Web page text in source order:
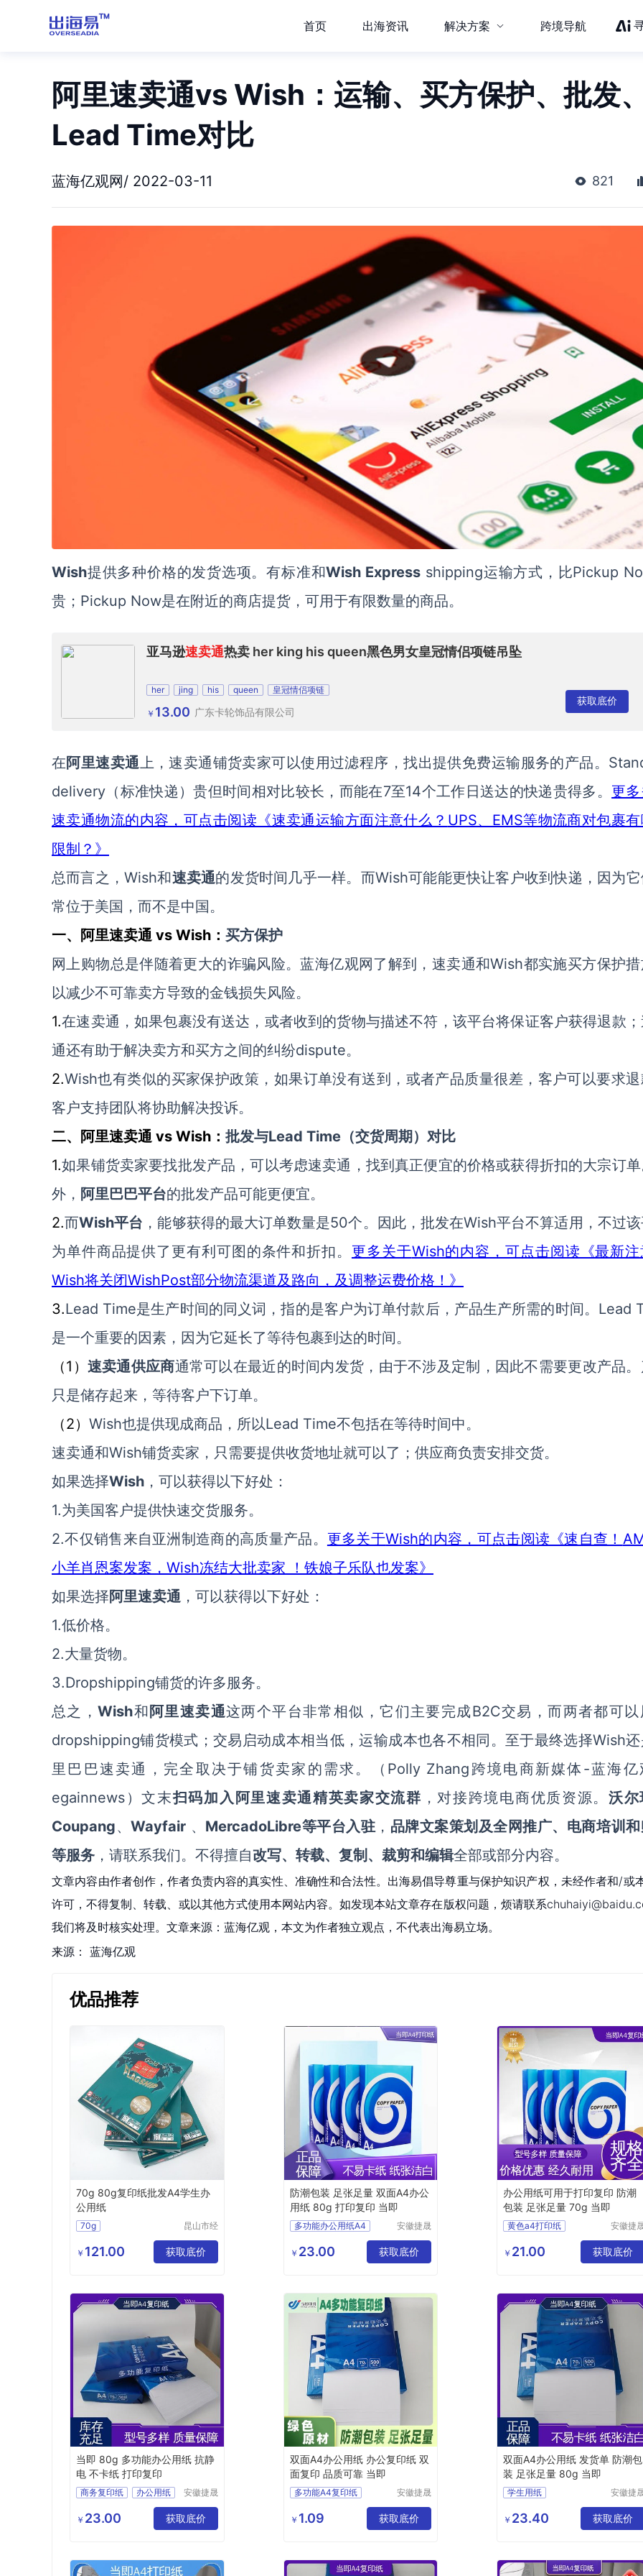
首页 出海资讯 解决方案 跨境导航
阿里速卖通vs Wish：运输、买方保护、批发
Lead Time对比
蓝海亿观网/ 2022-03-11 821
Wish提供多种价格的发货选项。有标准和Wish Express shipping运输方式，比Pickup
贵 ； Pickup Now是在附近的商店提货 ， 可用于有限数量的商品。
亚马逊速卖通热卖 her king his queen黑色男女皇冠情侣项链吊坠
her jing his queen 皇冠情侣项链
￥ 13.00 广东卡轮饰品有限公司
获取底价
在阿里速卖通 上，速卖通铺货卖家可以使用过滤程序，找出提供免费运输服务的产品。
delivery（标准快递 ）贵但时间相对比较长， 而能在7至14个工作日送达的快递贵得多。 更
速卖通物流的内容，可点击阅读《速卖通运输方面注意什么？ UPS、EMS等物流商对包裹
限制？》
总而言之，Wish和速卖通的发货时间几乎一样。而Wish可能能更快让客户收到快递， 因为
常位于美国，而不是中国。
一、
阿里速卖通vs Wish： 买方保护
网上购物总是伴随着更大的诈骗风险。蓝海亿观网了解到，速卖通和Wish都实施买方保护
以减少不可靠卖方导致的金钱损失风险。
1.在速卖通 ，如果包裹没有送达，或者收到的货物与描述不符，该平台将保证客户获得退款 ；
通还有助于解决卖方和买方之间的纠纷dispute。
2.Wish也有类似的买家保护政策 ， 如果订单没有送到，或者产品质量很差， 客户可以要求
客户支持团队将协助解决投诉。
二、
阿里速卖通vs Wish： 批发与Lead Time （交货周期 ） 对比
1.如果铺货卖家要找批发产品 ，可以考虑速卖通 ， 找到真正便宜的价格或获得折扣的大宗订
外， 阿里巴巴平台的批发产品可能更便宜。
2.而Wish平台 ，能够获得的最大订单数量是50个。 因此，批发在Wish平台不算适用，不过
为单件商品提供了更有利可图的条件和折扣。 更多关于Wish的内容，可点击阅读《最新
Wish将关闭WishPost部分物流渠道及路向，及调整运费价格！》
3.Lead Time是生产时间的同义词 ，指的是客户为订单付款后， 产品生产所需的时间。 Lead
是一个重要的因素，因为它延长了等待包裹到达的时间。
（1） 速卖通供应商通常可以在最近的时间内发货， 由于不涉及定制，因此不需要更改产品。
只是储存起来，等待客户下订单。
（2） Wish也提供现成商品 ， 所以Lead Time不包括在等待时间中。
速卖通和Wish铺货卖家， 只需要提供收货地址就可以了 ； 供应商负责安排交货。
如果选择Wish ，可以获得以下好处：
1.为美国客户提供快速交货服务。
2.不仅销售来自亚洲制造商的高质量产品。 更多关于Wish的内容，可点击阅读《速自查！
小羊肖恩案发案，Wish冻结大批卖家 ！铁娘子乐队也发案》
如果选择阿里速卖通 ，可以获得以下好处：
1.低价格。
2.大量货物。
3.Dropshipping铺货的许多服务。
总之，Wish和 阿里速卖通这两个平台非常相似 ，它们主要完成B2C交易 ，而两者都可
dropshipping铺货模式 ； 交易 启动成本相当低，运输成本也各不相同。 至于最终选择Wish
里巴巴速卖通
， 完全取决于铺货卖家 的需求 。（ Polly Zhang 跨境电商新媒体 -蓝海亿
egainnews）文末扫码加入 阿里速卖通精英卖家交流群 ，对接跨境电商优质资源。 沃尔
Coupang、Wayfair 、 MercadoLibre等平台入驻 ， 品牌文案策划及全网推广、电商培训
等服务 ，请联系我们。不得擅自改写、转载、复制、裁剪和编辑全部或部分内容。
文章内容由作者创作，作者负责内容的真实性、准确性和合法性。出海易倡导尊重与保护知识产权，未经作者和/或
许可，不得复制、转载、或以其他方式使用本网站内容。如发现本站文章存在版权问题，烦请联系
我们将及时核实处理。文章来源：蓝海亿观，本文为作者独立观点，不代表出海易立场。
来源： 蓝海亿观
优品推荐
70g 80g复印纸批发A4学生办
公用纸
70g
80g复印纸批发A4学生办公用纸
供应
办公文教
昆山市经
发区万仕
龙纸业有
￥ 121.00 获取底价
防潮包装 足张足量 双面A4办公
用纸 80g 打印复印 当即
多功能办公用纸A4
多功能办公用纸批发
双面A4办公用纸
学生用纸
安徽捷晟
公司
￥ 23.00 获取底价
办公用纸可用于打印复印 防潮
包装 足张足量 70g 当即
黄色a4打印纸
a4复印纸
安徽捷
公司
￥ 21.00 获取底价
当即 80g 多功能办公用纸 抗静
电 不卡纸 打印复印
商务复印纸
办公用纸
多功能办公用纸
安徽捷晟
公司
￥ 23.00 获取底价
双面A4办公用纸 办公复印纸 双
面复印 品质可靠 当即
多功能A4复印纸
学生用纸
安徽捷晟
公司
￥ 1.09 获取底价
双面A4办公用纸 发货单 防潮包
装 足张足量 80g 当即
学生用纸
彩色复印纸
办公用纸
安徽捷
公司
￥ 23.40 获取底价